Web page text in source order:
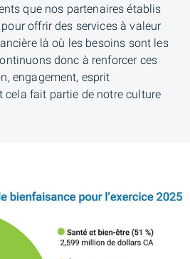
que nos partenaires établis
offrir des services à valeur
là où les besoins sont les
donc à renforcer ces
engagement, esprit
fait partie de notre culture